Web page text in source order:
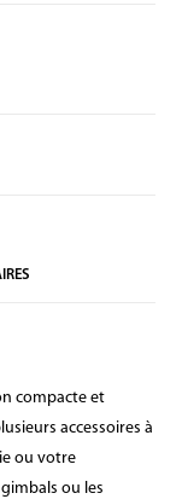
compacte et
accessoires à
ou votre
ou les